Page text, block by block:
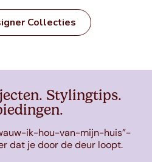
Collecties
Stylingtips.
ik-hou-van-mijn-huis”-
dat je door de deur loopt.